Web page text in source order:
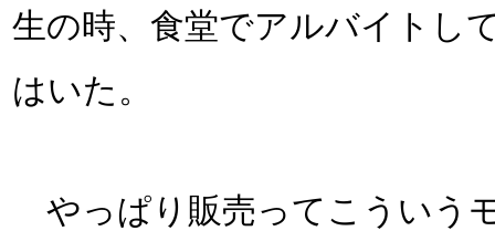
生の時、食堂でアルバイトし
はいた。
やっぱり販売ってこういう